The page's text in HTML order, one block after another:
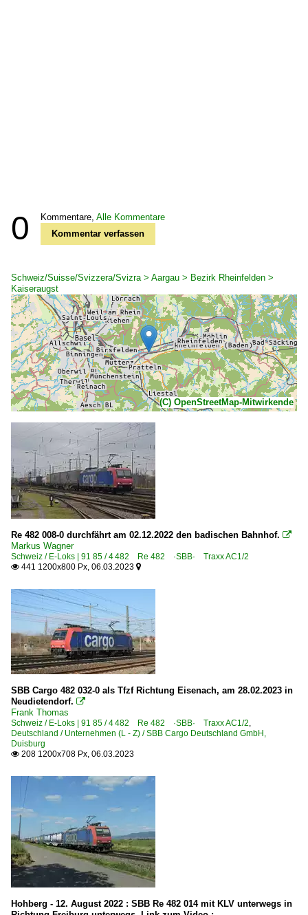
0 Kommentare, Alle Kommentare
Kommentar verfassen
Schweiz/Suisse/Svizzera/Svizra > Aargau > Bezirk Rheinfelden >
Kaiseraugst
(C) OpenStreetMap-Mitwirkende
Re 482 008-0 durchfährt am 02.12.2022 den badischen Bahnhof. 
Markus Wagner
Schweiz / E-Loks | 91 85 / 4 482 Re 482 ·SBB· Traxx AC1/2
 441 1200x800 Px, 06.03.2023 
SBB Cargo 482 032-0 als Tfzf Richtung Eisenach, am 28.02.2023 in
Neudietendorf. 
Frank Thomas
Schweiz / E-Loks | 91 85 / 4 482 Re 482 ·SBB· Traxx AC1/2,
Deutschland / Unternehmen (L - Z) / SBB Cargo Deutschland GmbH,
Duisburg
 208 1200x708 Px, 06.03.2023
Hohberg - 12. August 2022 : SBB Re 482 014 mit KLV unterwegs in